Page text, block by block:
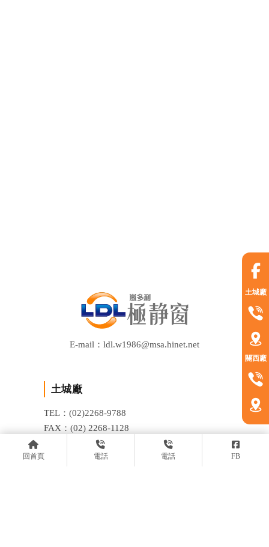
回首頁 電話 電話 FB
E-mail：ldl.w1986@msa.hinet.net
土城廠
TEL：(02)2268-9788
FAX：(02) 2268-1128
ADD：新北市土城區龍泉路13之2號
土城廠
關西廠